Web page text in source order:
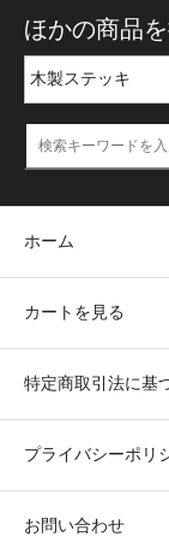
ほかの商品
ホーム
カートを見る
特定商取引法に基
プライバシーポリ
お問い合わせ